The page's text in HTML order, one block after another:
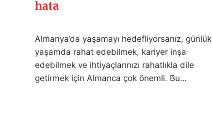
hata
Almanya’da yaşamayı hedefliyorsanız, günlük
yaşamda rahat edebilmek, kariyer inşa
edebilmek ve ihtiyaçlarınızı rahatlıkla dile
getirmek için Almanca çok önemli. Bu…